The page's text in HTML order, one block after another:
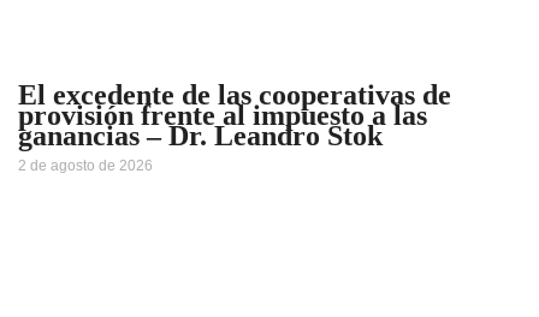
El excedente de las cooperativas de
provisión frente al impuesto a las
ganancias – Dr. Leandro Stok
2 de agosto de 2026